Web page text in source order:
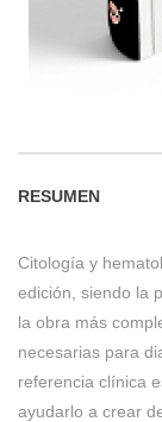
RESUMEN
Citología y
edición, siendo la
la obra más
necesarias para
referencia clínica
ayudarlo a crear